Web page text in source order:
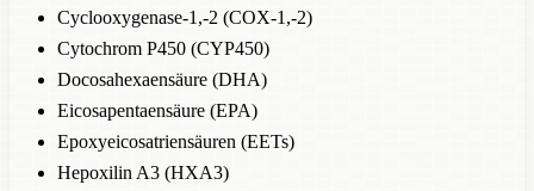
Cyclooxygenase-1,-2 (COX-1,-2)
Cytochrom P450 (CYP450)
Docosahexaensäure (DHA)
Eicosapentaensäure (EPA)
Epoxyeicosatriensäuren (EETs)
Hepoxilin A3 (HXA3)